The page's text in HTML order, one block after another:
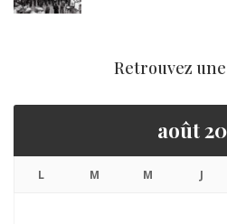
Retrouvez
août
L M M J